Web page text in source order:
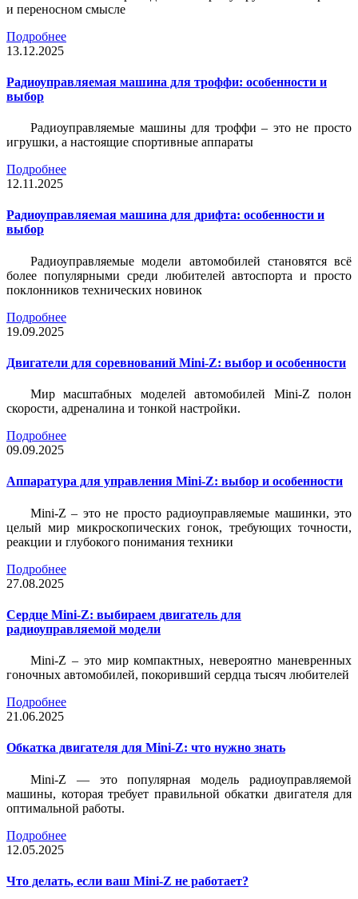
и переносном смысле
Подробнее
13.12.2025
Радиоуправляемая машина для троффи: особенности и
выбор
Радиоуправляемые машины для троффи – это не просто
игрушки, а настоящие спортивные аппараты
Подробнее
12.11.2025
Радиоуправляемая машина для дрифта: особенности и
выбор
Радиоуправляемые модели автомобилей становятся всё
более популярными среди любителей автоспорта и просто
поклонников технических новинок
Подробнее
19.09.2025
Двигатели для соревнований Mini-Z: выбор и особенности
Мир масштабных моделей автомобилей Mini-Z полон
скорости, адреналина и тонкой настройки.
Подробнее
09.09.2025
Аппаратура для управления Mini-Z: выбор и особенности
Mini-Z – это не просто радиоуправляемые машинки, это
целый мир микроскопических гонок, требующих точности,
реакции и глубокого понимания техники
Подробнее
27.08.2025
Сердце Mini-Z: выбираем двигатель для
радиоуправляемой модели
Mini-Z – это мир компактных, невероятно маневренных
гоночных автомобилей, покоривший сердца тысяч любителей
Подробнее
21.06.2025
Обкатка двигателя для Mini-Z: что нужно знать
Mini-Z — это популярная модель радиоуправляемой
машины, которая требует правильной обкатки двигателя для
оптимальной работы.
Подробнее
12.05.2025
Что делать, если ваш Mini-Z не работает?